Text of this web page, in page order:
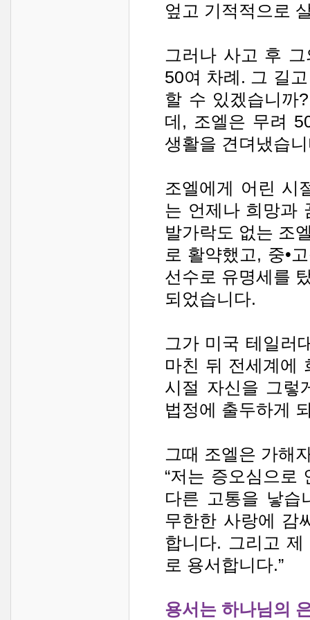
엎고 기적적으로
그러나 사고 후
50여 차례. 그 길
할 수 있겠습니까
데, 조엘은 무려
생활을 견뎌냈습
조엘에게 어린 시
는 언제나 희망과
발가락도 없는 조
로 활약했고, 중•
선수로 유명세를
되었습니다.
그가 미국 테일러
마친 뒤 전세계에
시절 자신을 그렇
법정에 출두하게
그때 조엘은 가해
“저는 증오심으로
다른 고통을 낳습
무한한 사랑에 감
합니다. 그리고
로 용서합니다.”
용서는 하나님의